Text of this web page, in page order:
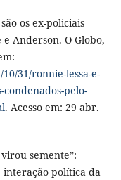
os ex-policiais
Anderson. O Globo,
31/ronnie-lessa-e-
condenados-pelo-
. Acesso em: 29 abr.
semente”:
interação política da